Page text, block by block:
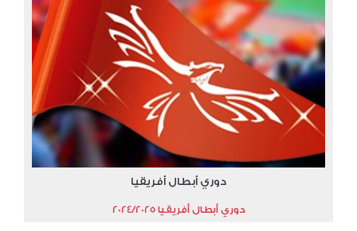
دوري أبطال أفريقيا
دوري أبطال أفريقيا 2024/2025